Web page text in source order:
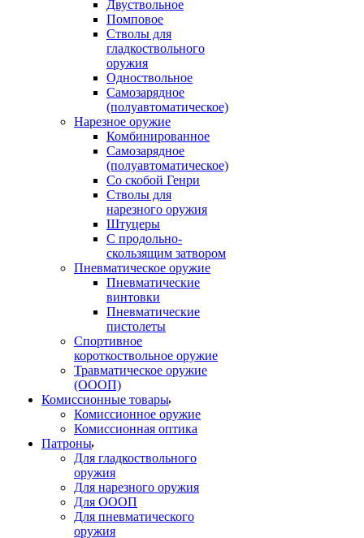
Двуствольное
Помповое
Стволы для
гладкоствольного
оружия
Одноствольное
Самозарядное
(полуавтоматическое)
Нарезное оружие
Комбинированное
Самозарядное
(полуавтоматическое)
Со скобой Генри
Стволы для
нарезного оружия
Штуцеры
С продольно-
скользящим затвором
Пневматическое оружие
Пневматические
винтовки
Пневматические
пистолеты
Спортивное
короткоствольное оружие
Травматическое оружие
(ОООП)
Комиссионные товары
Комиссионное оружие
Комиссионная оптика
Патроны
Для гладкоствольного
оружия
Для нарезного оружия
Для ОООП
Для пневматического
оружия